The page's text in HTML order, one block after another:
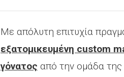
Mε απόλυτη επιτυχία
εξατομικευμένη custom
γόνατος από την ομάδα της